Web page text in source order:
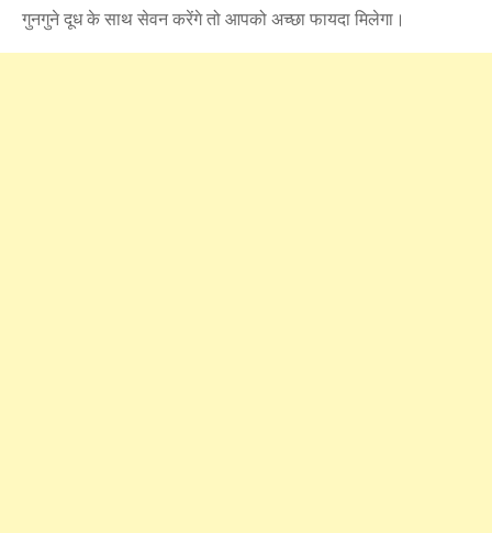
गुनगुने दूध के साथ सेवन करेंगे तो आपको अच्छा फायदा मिलेगा।